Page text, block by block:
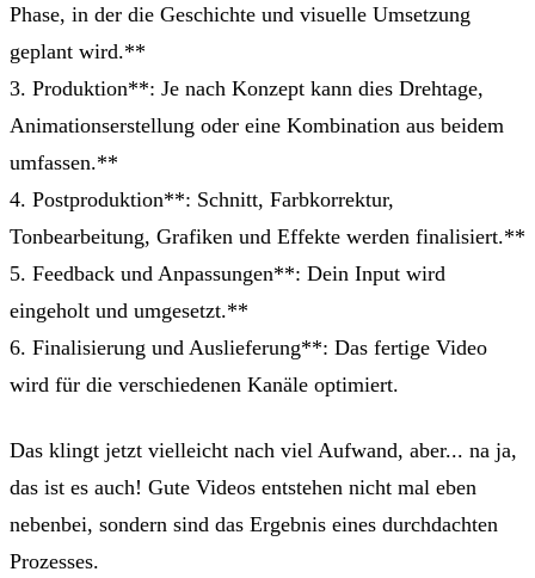
Phase, in der die Geschichte und visuelle Umsetzung
geplant wird.**
3. Produktion**: Je nach Konzept kann dies Drehtage,
Animationserstellung oder eine Kombination aus beidem
umfassen.**
4. Postproduktion**: Schnitt, Farbkorrektur,
Tonbearbeitung, Grafiken und Effekte werden finalisiert.**
5. Feedback und Anpassungen**: Dein Input wird
eingeholt und umgesetzt.**
6. Finalisierung und Auslieferung**: Das fertige Video
wird für die verschiedenen Kanäle optimiert.
Das klingt jetzt vielleicht nach viel Aufwand, aber... na ja,
das ist es auch! Gute Videos entstehen nicht mal eben
nebenbei, sondern sind das Ergebnis eines durchdachten
Prozesses.